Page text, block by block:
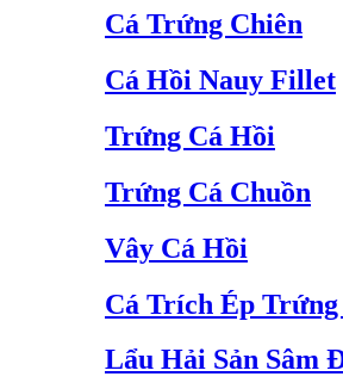
Cá Trứng Chiên
Cá Hồi Nauy Fillet
Trứng Cá Hồi
Trứng Cá Chuồn
Vây Cá Hồi
Cá Trích Ép Trứng
Lẩu Hải Sản Sâm